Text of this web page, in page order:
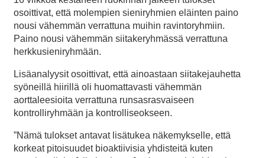
osoittivat, että molempien sieniryhmien eläinten paino
nousi vähemmän verrattuna muihin ravintoryhmiin.
Paino nousi vähemmän siitakeryhmässä verrattuna
herkkusieniryhmään.
Lisäanalyysit osoittivat, että ainoastaan siitakejauhetta
syöneillä hiirillä oli huomattavasti vähemmän
aorttaleesioita verrattuna runsasrasvaiseen
kontrolliryhmään ja kontrolliseokseen.
”Nämä tulokset antavat lisätukea näkemykselle, että
korkeat pitoisuudet bioaktiivisia yhdisteitä kuten